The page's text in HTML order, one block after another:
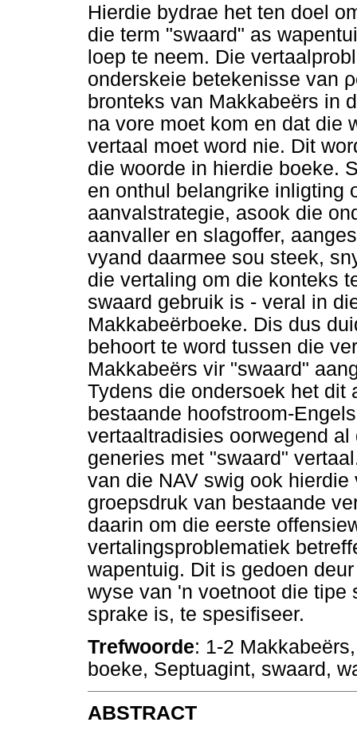
Hierdie bydrae het ten doel
die term "swaard" as
loep te neem. Die
onderskeie betekenisse van
bronteks van Makkabeërs in
na vore moet kom en dat die
vertaal moet word nie. Dit
die woorde in hierdie boeke.
en onthul belangrike inligting
aanvalstrategie, asook die
aanvaller en slagoffer,
vyand daarmee sou steek,
die vertaling om die konteks
swaard gebruik is - veral in
Makkabeërboeke. Dis dus
behoort te word tussen die
Makkabeërs vir "swaard"
Tydens die ondersoek het dit
bestaande hoofstroom-
vertaaltradisies oorwegend
generies met "swaard"
van die NAV swig ook
groepsdruk van bestaande
daarin om die eerste
vertalingsproblematiek
wapentuig. Dit is gedoen
wyse van 'n voetnoot die tipe
sprake is, te spesifiseer.
Trefwoorde: 1-2
boeke, Septuagint, swaard,
ABSTRACT